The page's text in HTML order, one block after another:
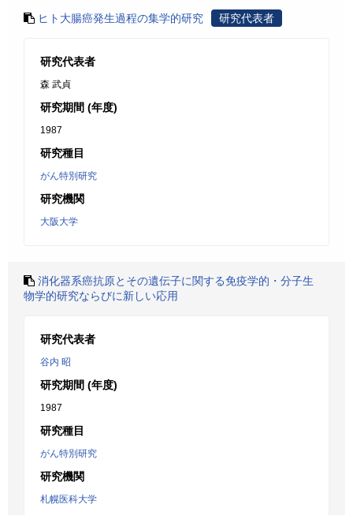
ヒト大腸癌発生過程の集学的研究 研究代表者
研究代表者
森 武貞
研究期間 (年度)
1987
研究種目
がん特別研究
研究機関
大阪大学
消化器系癌抗原とその遺伝子に関する免疫学的・分子生
物学的研究ならびに新しい応用
研究代表者
谷内 昭
研究期間 (年度)
1987
研究種目
がん特別研究
研究機関
札幌医科大学